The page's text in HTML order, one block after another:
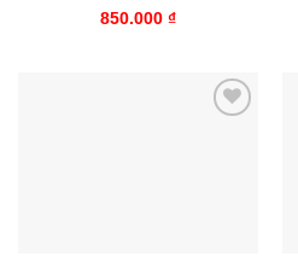
850.000 ₫